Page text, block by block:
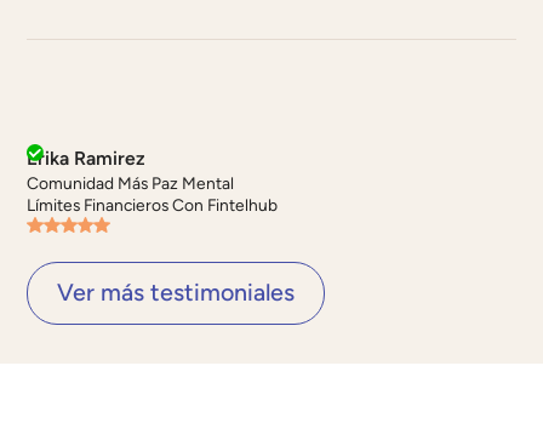
Erika Ramirez
Comunidad Más Paz Mental
Límites Financieros Con Fintelhub
Ver más testimoniales